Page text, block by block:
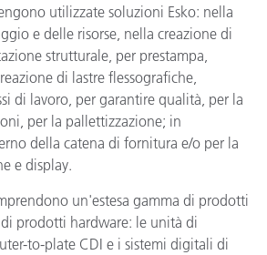
utilizzate soluzioni Esko: nella
e delle risorse, nella creazione di
strutturale, per prestampa,
di lastre flessografiche,
di lavoro, per garantire qualità, per la
per la pallettizzazione; in
della catena di fornitura e/o per la
e display.
un'estesa gamma di prodotti
prodotti hardware: le unità di
to-plate CDI e i sistemi digitali di